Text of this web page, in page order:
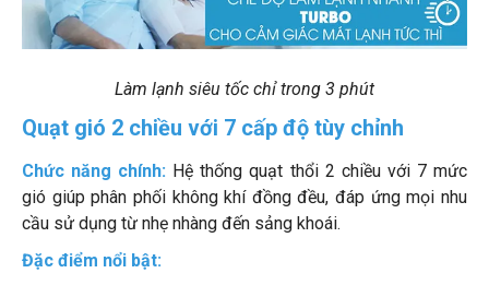
Làm lạnh siêu tốc chỉ trong 3 phút
Quạt gió 2 chiều với 7 cấp độ tùy chỉnh
Chức năng chính: Hệ thống quạt thổi 2 chiều với 7 mức
gió giúp phân phối không khí đồng đều, đáp ứng mọi nhu
cầu sử dụng từ nhẹ nhàng đến sảng khoái.
Đặc điểm nổi bật: